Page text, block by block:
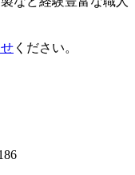
ください。